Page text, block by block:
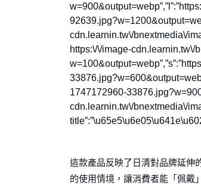
cdn.learnin.tw\/bnextmedia\/
https:\/\/image-
1747172960-
cdn.learnin.tw\/bnextmedia\/
這款產品反映了日清對品牌延
的使用情境，讓消費者能「佩戴